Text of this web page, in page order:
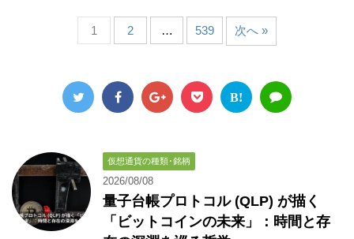
1 2 … 539 次へ »
B!
仮想通貨の種類･銘柄
2026/08/08
量子台帳プロトコル (QLP) が描く
「ビットコインの未来」：時間と存